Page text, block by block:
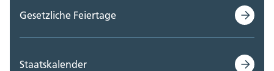
Gesetzliche Feiertage
Staatskalender